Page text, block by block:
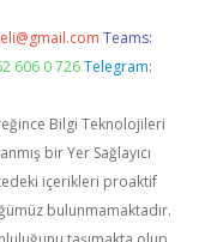
Teams:
606 0 726 Telegram:
Bilgi Teknolojileri
bir Yer Sağlayıcı
içerikleri proaktif
bulunmamaktadır.